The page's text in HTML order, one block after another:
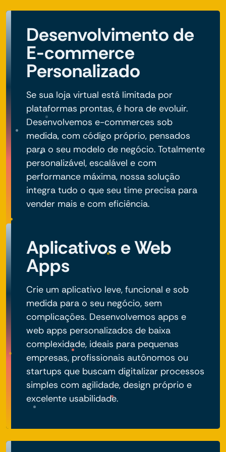
Desenvolvimento de
E-commerce
Personalizado
Se sua loja virtual está limitada por
plataformas prontas, é hora de evoluir.
Desenvolvemos e-commerces sob
medida, com código próprio, pensados
para o seu modelo de negócio. Totalmente
personalizável, escalável e com
performance máxima, nossa solução
integra tudo o que seu time precisa para
vender mais e com eficiência.
Aplicativos e Web
Apps
Crie um aplicativo leve, funcional e sob
medida para o seu negócio, sem
complicações. Desenvolvemos apps e
web apps personalizados de baixa
complexidade, ideais para pequenas
empresas, profissionais autônomos ou
startups que buscam digitalizar processos
simples com agilidade, design próprio e
excelente usabilidade.